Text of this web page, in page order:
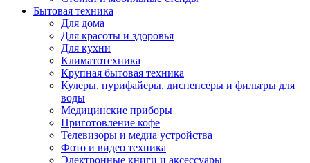
Бытовая техника
Для дома
Для красоты и здоровья
Для кухни
Климатотехника
Крупная бытовая техника
Кулеры, пурифайеры, диспенсеры и фильтры для
воды
Медицинские приборы
Приготовление кофе
Телевизоры и медиа устройства
Фото и видео техника
Электронные книги и аксессуары